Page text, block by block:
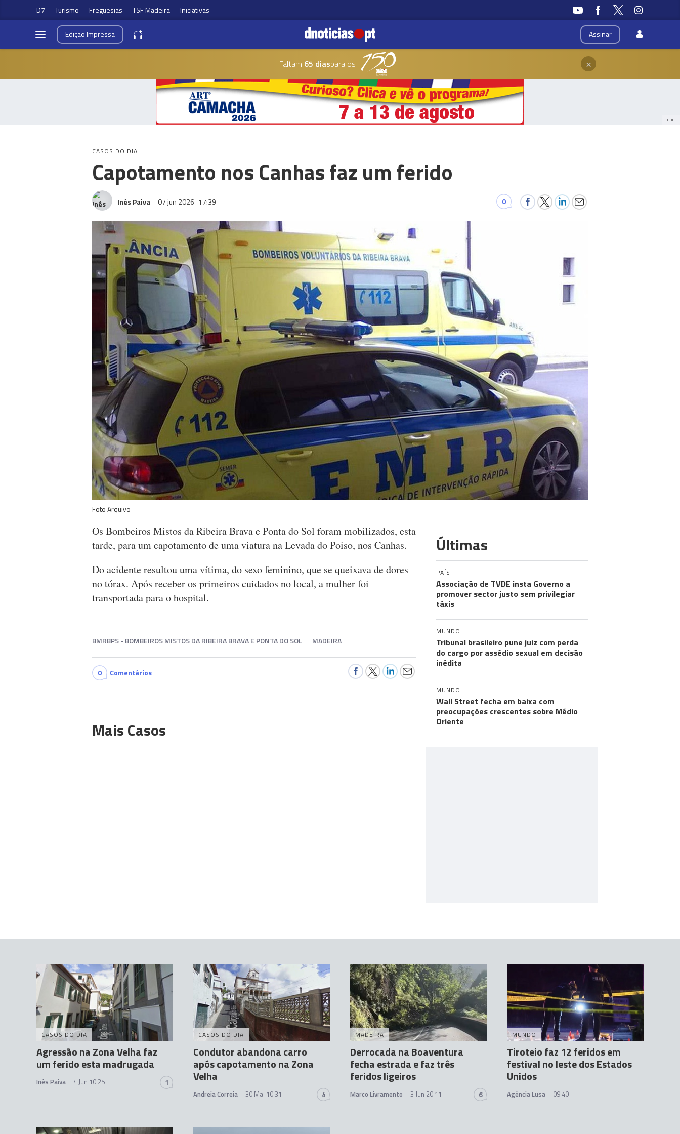
D7 Turismo Freguesias TSF Madeira Iniciativas
Assinar
EdiçãoImpressa
Faltam 65 diaspara os ×
PUB
CASOS DO DIA
Capotamento nos Canhas faz um ferido
Inês Paiva 07 jun 2026 17:39 0
Foto Arquivo
Os Bombeiros Mistos da Ribeira Brava e Ponta do Sol foram mobilizados, esta
tarde, para um capotamento de uma viatura na Levada do Poiso, nos Canhas.
Do acidente resultou uma vítima, do sexo feminino, que se queixava de dores
no tórax. Após receber os primeiros cuidados no local, a mulher foi
transportada para o hospital.
BMRBPS - BOMBEIROS MISTOS DA RIBEIRA BRAVA E PONTA DO SOL MADEIRA
0 Comentários
Mais Casos
Últimas
PAÍS
Associação de TVDE insta Governo a
promover sector justo sem privilegiar
táxis
MUNDO
Tribunal brasileiro pune juiz com perda
do cargo por assédio sexual em decisão
inédita
MUNDO
Wall Street fecha em baixa com
preocupações crescentes sobre Médio
Oriente
CASOS DO DIA
Agressão na Zona Velha faz
um ferido esta madrugada
Inês Paiva 4 Jun 10:25 1
CASOS DO DIA
Condutor abandona carro
após capotamento na Zona
Velha
Andreia Correia 30 Mai 10:31 4
MADEIRA
Derrocada na Boaventura
fecha estrada e faz três
feridos ligeiros
Marco Livramento 3 Jun 20:11 6
MUNDO
Tiroteio faz 12 feridos em
festival no leste dos Estados
Unidos
Agência Lusa 09:40